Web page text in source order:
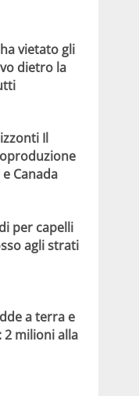
vietato gli
dietro la
Il
Canada
per capelli
agli strati
a terra e
2 milioni alla